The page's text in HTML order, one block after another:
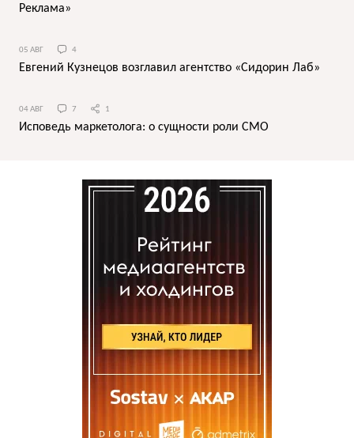
Реклама»
05 АВГ 4
Евгений Кузнецов возглавил агентство «Сидорин Лаб»
04 АВГ 7 1
Исповедь маркетолога: о сущности роли СМО